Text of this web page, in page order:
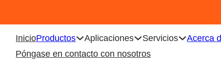
InicioProductos Aplicaciones Servicios Acerca
Póngase en contacto con nosotros